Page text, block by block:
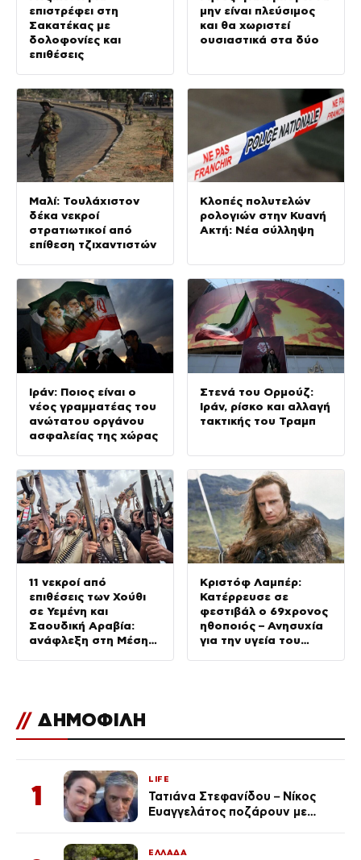
επιστρέφει στη
Σακατέκας με
δολοφονίες και
επιθέσεις
μην είναι πλεύσιμος
και θα χωριστεί
ουσιαστικά στα δύο
Μαλί: Τουλάχιστον
δέκα νεκροί
στρατιωτικοί από
επίθεση τζιχαντιστών
Κλοπές πολυτελών
ρολογιών στην Κυανή
Ακτή: Νέα σύλληψη
Ιράν: Ποιος είναι ο
νέος γραμματέας του
ανώτατου οργάνου
ασφαλείας της χώρας
Στενά του Ορμούζ:
Ιράν, ρίσκο και αλλαγή
τακτικής του Τραμπ
11 νεκροί από
επιθέσεις των Χούθι
σε Υεμένη και
Σαουδική Αραβία:
ανάφλεξη στη Μέση
Κριστόφ Λαμπέρ:
Κατέρρευσε σε
φεστιβάλ ο 69χρονος
ηθοποιός – Ανησυχία
για την υγεία του
// ΔΗΜΟΦΙΛΗ
1
LIFE
Τατιάνα Στεφανίδου – Νίκος
Ευαγγελάτος ποζάρουν με
ΕΛΛΑΔΑ